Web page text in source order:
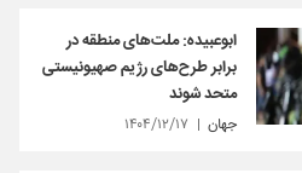
ابوعبیده: ملت‌های منطقه در
برابر طرح‌های رژیم صهیونیستی
متحد شوند
جهان ۱۴۰۴/۱۲/۱۷